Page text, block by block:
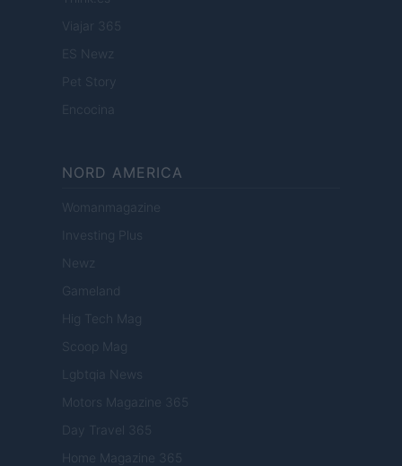
Viajar 365
ES Newz
Pet Story
Encocina
NORD AMERICA
Womanmagazine
Investing Plus
Newz
Gameland
Hig Tech Mag
Scoop Mag
Lgbtqia News
Motors Magazine 365
Day Travel 365
Home Magazine 365